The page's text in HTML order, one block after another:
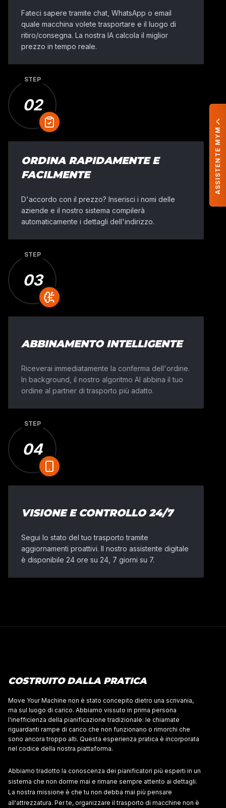
COSI' FUNZIONA LA NOSTRA PIATTAFORMA
TRASPORTO MACCHINE
In Move Your Machine, combiniamo la velocità dei
la nostra esperienza nel settore per trasportare
Fateci sapere tramite chat, WhatsApp o email
quale macchina volete trasportare e il luogo di
ritiro/consegna. La nostra IA calcola il miglior
prezzo in tempo reale.
STEP
02
ORDINA RAPIDAMENTE E
FACILMENTE
D'accordo con il prezzo? Inserisci i nomi delle
aziende e il nostro sistema compilerà
automaticamente i dettagli dell'indirizzo.
STEP
03
ABBINAMENTO INTELLIGENTE
Riceverai immediatamente la conferma dell'ordine.
In background, il nostro algoritmo AI abbina il tuo
ordine al partner di trasporto più adatto.
STEP
04
VISIONE E CONTROLLO 24/7
Segui lo stato del tuo trasporto tramite
aggiornamenti proattivi. Il nostro assistente digitale
è disponibile 24 ore su 24, 7 giorni su 7.
ASSISTENTE MYM